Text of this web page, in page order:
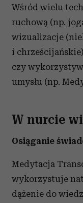
Wśród wielu
ruchową (np.
wizualizacje
i
czy
umysłu (np.
W nurcie
Osiąganie
Medytacja
wykorzystuje
dążenie do